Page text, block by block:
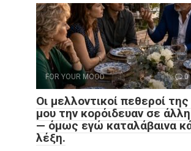
FOR YOUR MOOD 0
Οι μελλοντικοί πεθεροί
μου την κορόιδευαν σε
— όμως εγώ καταλάβαινα
λέξη.